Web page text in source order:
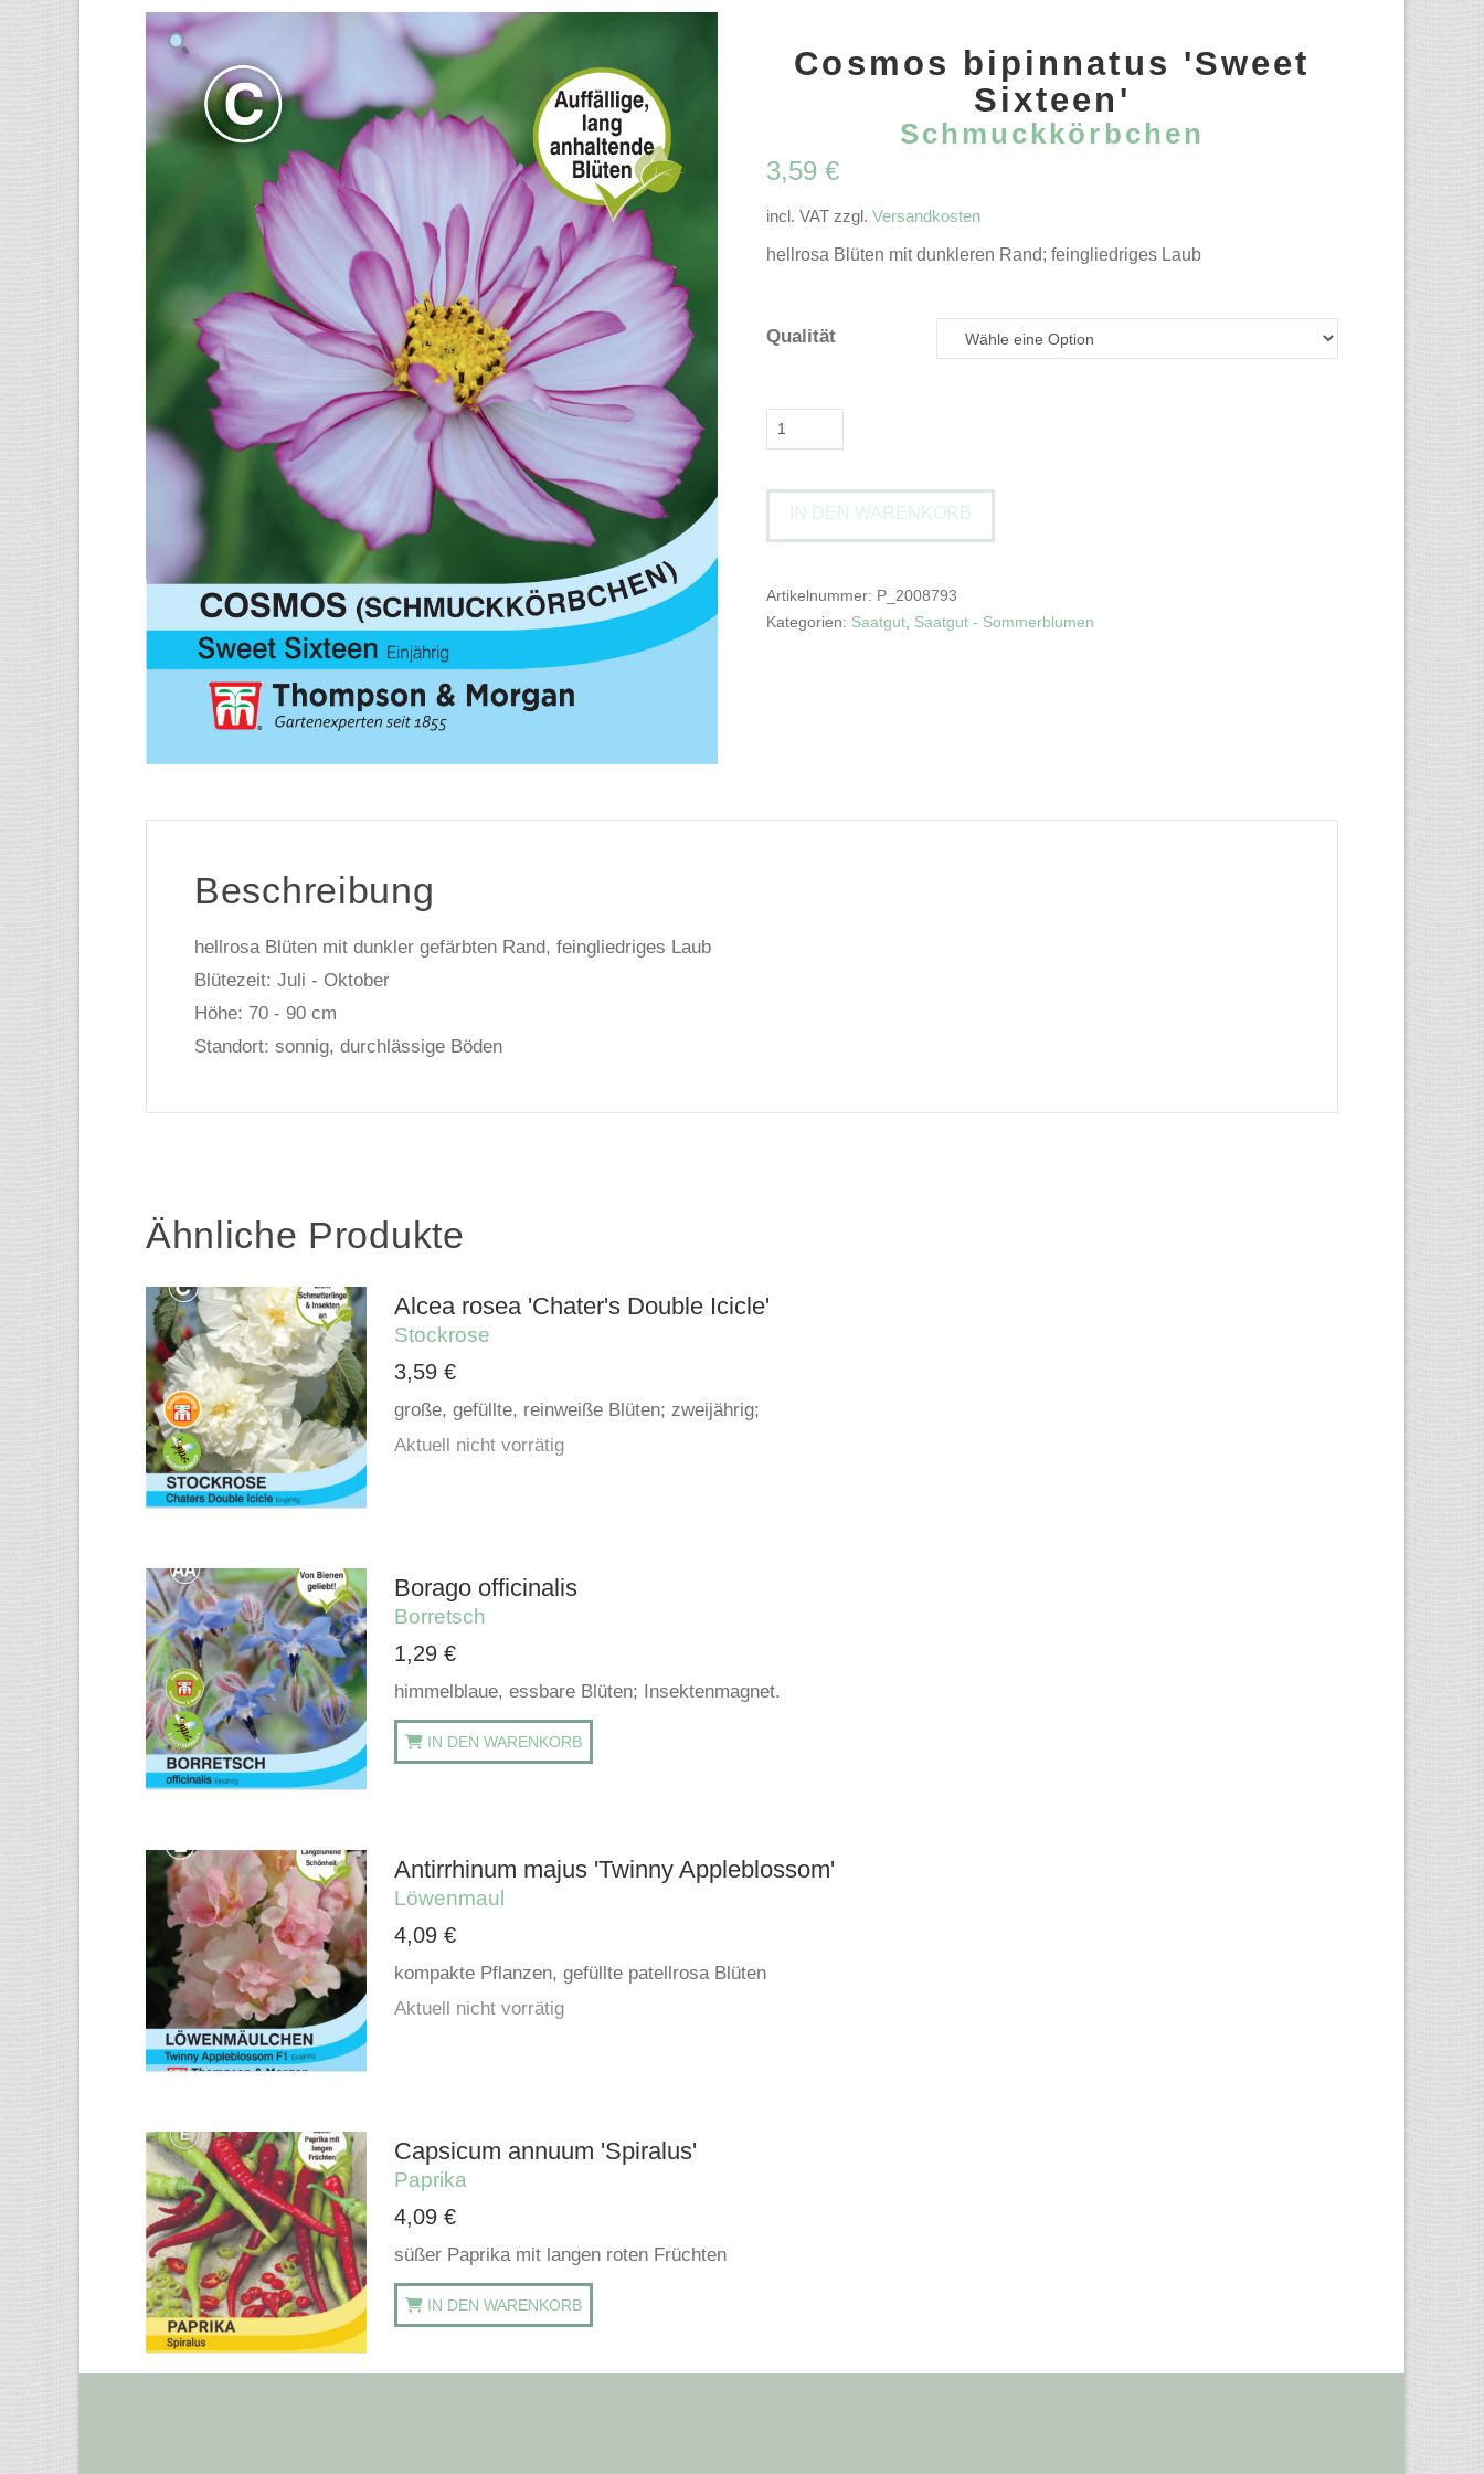
Cosmos bipinnatus 'Sweet
Sixteen'
Schmuckkörbchen
3,59 €
incl. VAT zzgl. Versandkosten
hellrosa Blüten mit dunkleren Rand; feingliedriges Laub
Qualität
Cosmos
bipinnatus
'Sweet
Sixteen'Schmuckkörbchen
IN DEN WARENKORB
Artikelnummer: P_2008793
Kategorien: Saatgut, Saatgut - Sommerblumen
Beschreibung
hellrosa Blüten mit dunkler gefärbten Rand, feingliedriges Laub
Blütezeit: Juli - Oktober
Höhe: 70 - 90 cm
Standort: sonnig, durchlässige Böden
Ähnliche Produkte
Alcea rosea 'Chater's Double Icicle'
Stockrose
3,59 €
große, gefüllte, reinweiße Blüten; zweijährig;
Aktuell nicht vorrätig
Borago officinalis
Borretsch
1,29 €
himmelblaue, essbare Blüten; Insektenmagnet.
IN DEN WARENKORB
Antirrhinum majus 'Twinny Appleblossom'
Löwenmaul
4,09 €
kompakte Pflanzen, gefüllte patellrosa Blüten
Aktuell nicht vorrätig
Capsicum annuum 'Spiralus'
Paprika
4,09 €
süßer Paprika mit langen roten Früchten
IN DEN WARENKORB